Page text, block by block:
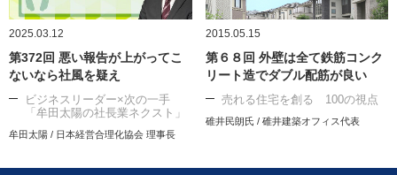
2025.03.12
第372回 悪い報告が上がってこ
ないなら社風を疑え
ビジネスリーダー×次の一手
「牟田太陽の社長業ネクスト」
牟田太陽 / 日本経営合理化協会 理事長
2015.05.15
第６８回 外壁は全て鉄筋コンク
リート造でダブル配筋が良い
売れる住宅を創る 100の視点
碓井民朗氏 / 碓井建築オフィス代表